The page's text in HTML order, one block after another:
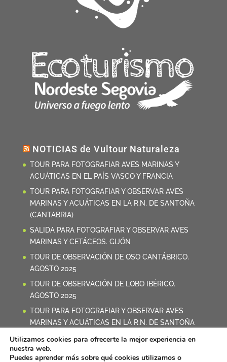
NOTICIAS de Vultour Naturaleza
TOUR PARA FOTOGRAFIAR AVES MARINAS Y
ACUÁTICAS EN EL PAÍS VASCO Y FRANCIA
TOUR PARA FOTOGRAFIAR Y OBSERVAR AVES
MARINAS Y ACUÁTICAS EN LA R.N. DE SANTOÑA
(CANTABRIA)
SALIDA PARA FOTOGRAFIAR Y OBSERVAR AVES
MARINAS Y CETÁCEOS. GIJÓN
TOUR DE OBSERVACIÓN DE OSO CANTÁBRICO.
AGOSTO 2025
TOUR DE OBSERVACIÓN DE LOBO IBÉRICO.
AGOSTO 2025
TOUR PARA FOTOGRAFIAR Y OBSERVAR AVES
MARINAS Y ACUÁTICAS EN LA R.N. DE SANTOÑA
Utilizamos cookies para ofrecerte la mejor experiencia en
nuestra web.
Puedes aprender más sobre qué cookies utilizamos o